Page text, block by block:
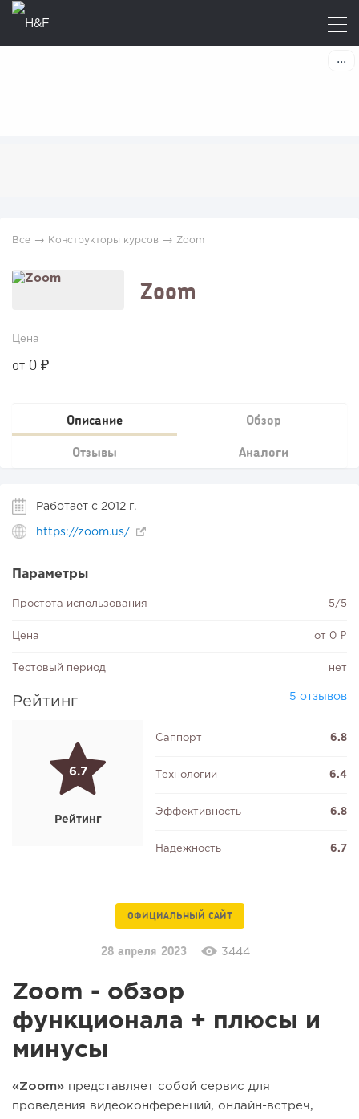
Все → Конструкторы курсов → Zoom
Zoom
Цена
от 0 ₽
Описание Обзор
Отзывы Аналоги
Работает с 2012 г.
https://zoom.us/
Параметры
Простота использования 5/5
Цена от 0 ₽
Тестовый период нет
Рейтинг 5 отзывов
6.7
Рейтинг
Саппорт 6.8
Технологии 6.4
Эффективность 6.8
Надежность 6.7
ОФИЦИАЛЬНЫЙ САЙТ
28 апреля 2023 3444
Zoom - обзор
функционала + плюсы и
минусы
«Zoom» представляет собой сервис для
проведения видеоконференций, онлайн-встреч,